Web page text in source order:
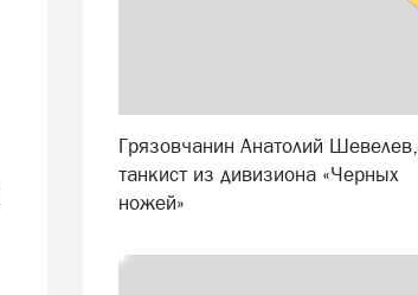
Грязовчанин Анатолий Шевелев,
танкист из дивизиона «Черных
ножей»